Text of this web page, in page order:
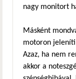
nagy monitort
Másként
motoron
Azaz, ha nem
akkor a